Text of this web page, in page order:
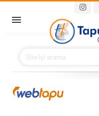
Main
BAKANIMIZ
KURUMSAL